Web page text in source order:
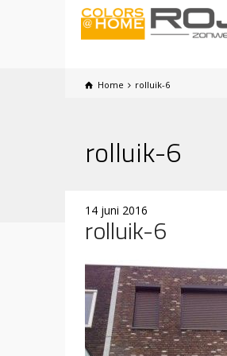
Home rolluik-6
rolluik-6
14 juni 2016
rolluik-6